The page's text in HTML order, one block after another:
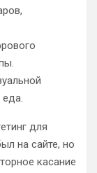
для
на сайте, но
касание